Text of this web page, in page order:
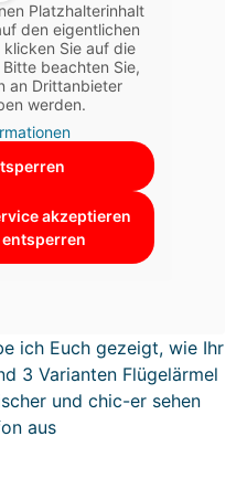
Platzhalterinhalt
den eigentlichen
Sie auf die
beachten Sie,
an Drittanbieter
werden.
akzeptieren
ich Euch gezeigt, wie Ihr
3 Varianten Flügelärmel
und chic-er sehen
aus